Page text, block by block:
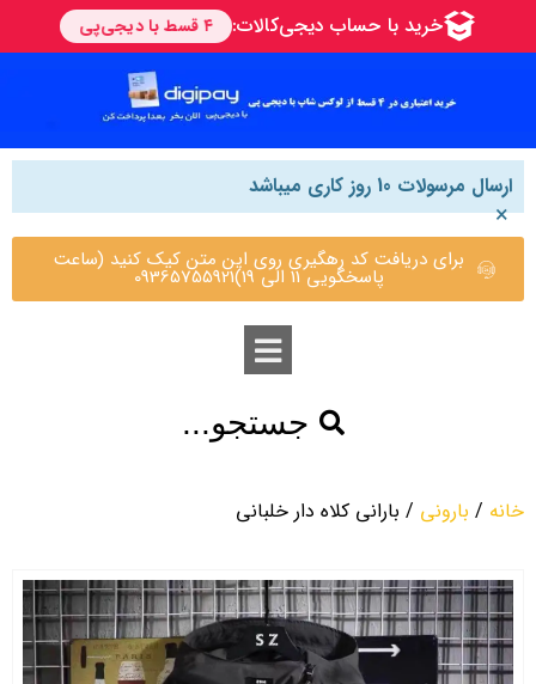
ارسال مرسولات 10 روز کاری میباشد
×
برای دریافت کد رهگیری روی این متن کیک کنید (ساعت
پاسخگویی 11 الی 19)09365755921
جستجو...
خانه / بارونی / بارانی کلاه دار خلبانی